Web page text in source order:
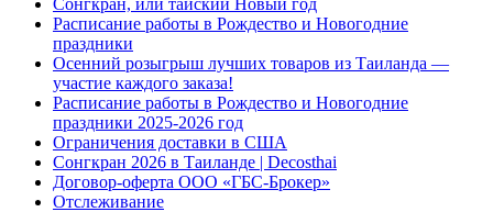
Сонгкран, или тайский Новый год
Расписание работы в Рождество и Новогодние
праздники
Осенний розыгрыш лучших товаров из Таиланда —
участие каждого заказа!
Расписание работы в Рождество и Новогодние
праздники 2025-2026 год
Ограничения доставки в США
Сонгкран 2026 в Таиланде | Decosthai
Договор-оферта ООО «ГБС-Брокер»
Отслеживание